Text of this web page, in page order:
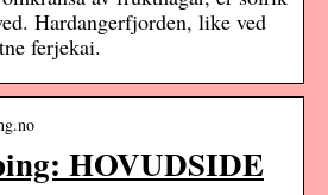
Hardangerfjorden, like ved
ferjekai.
HOVUDSIDE